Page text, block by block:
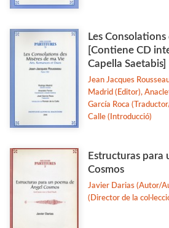
Ciencia
Col·laboració amb Altres Institucions
Veure-les totes... (77)
MATÈRIES
Arts i Disseny
Biografies
Dret i Economia
Les
[Contiene CD
Capella Saetabis]
Jean Jacques
Madrid (Editor),
García Roca
Calle (Introducció)
Estructuras para
Cosmos
Javier Darias (Autor/
(Director de la